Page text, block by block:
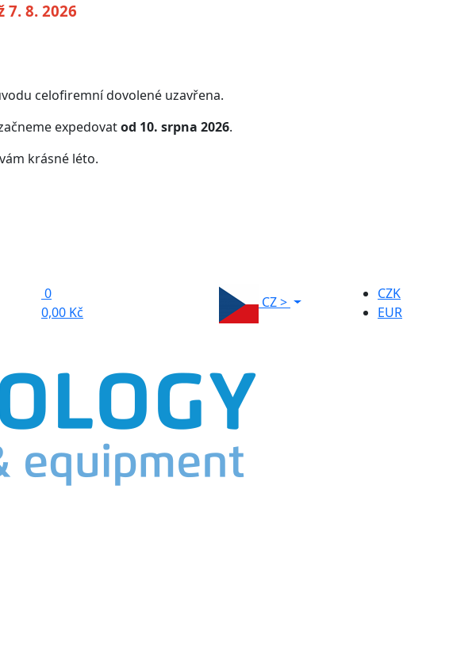
8. 2026
celofiremní dovolené uzavřena.
expedovatod 10. srpna 2026.
krásné léto.
0
0,00 Kč
CZ>
CZK
EUR